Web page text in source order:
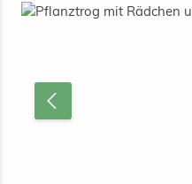
Bildergalerie überspringen